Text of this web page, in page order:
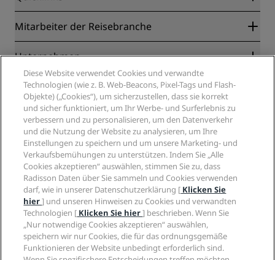
Radisson Rewards
Blog
Neue und aufstrebende Hotels
Radisson Hotels APP
„Sports Approved“-Hotels
Familienfreundliche Hotels
Gesundheit & Sicherheit
Mitarbeiter der Reisebranche
Partner
Reisebüros
Unternehmen
Radisson Hotel Group
Medien
Karriere RHG
Karriere PPHE
Karrieren EHL
The Club by RHG
Entwicklungsmöglichkeiten
Responsible Business – Unser Engagement
Einkauf
Rechtliches
Privacy Centre
Rechtliche Hinweise
Radisson Rewards Geschäftsbedingungen
Website-Nutzungsvereinbarung
Digitale Barrierefreiheit
Moderne Sklaverei – Erklärung
Hilfe
Verbrauchermeldungen
Kontakt
FAQ
Inhaltsübersicht
Soziale Medien
Marken von Radisson Hotels
Diese Website verwendet Cookies und verwandte
Technologien (wie z. B. Web-Beacons, Pixel-Tags und Flash-
Objekte) („Cookies“), um sicherzustellen, dass sie korrekt
und sicher funktioniert, um Ihr Werbe- und Surferlebnis zu
verbessern und zu personalisieren, um den Datenverkehr
und die Nutzung der Website zu analysieren, um Ihre
Einstellungen zu speichern und um unsere Marketing- und
Verkaufsbemühungen zu unterstützen. Indem Sie „Alle
Cookies akzeptieren“ auswählen, stimmen Sie zu, dass
Radisson Daten über Sie sammeln und Cookies verwenden
darf, wie in unserer Datenschutzerklärung [ Klicken Sie
hier] und unseren Hinweisen zu Cookies und verwandten
Technologien [ Klicken Sie hier] beschrieben. Wenn Sie
„Nur notwendige Cookies akzeptieren“ auswählen,
speichern wir nur Cookies, die für das ordnungsgemäße
Funktionieren der Website unbedingt erforderlich sind.